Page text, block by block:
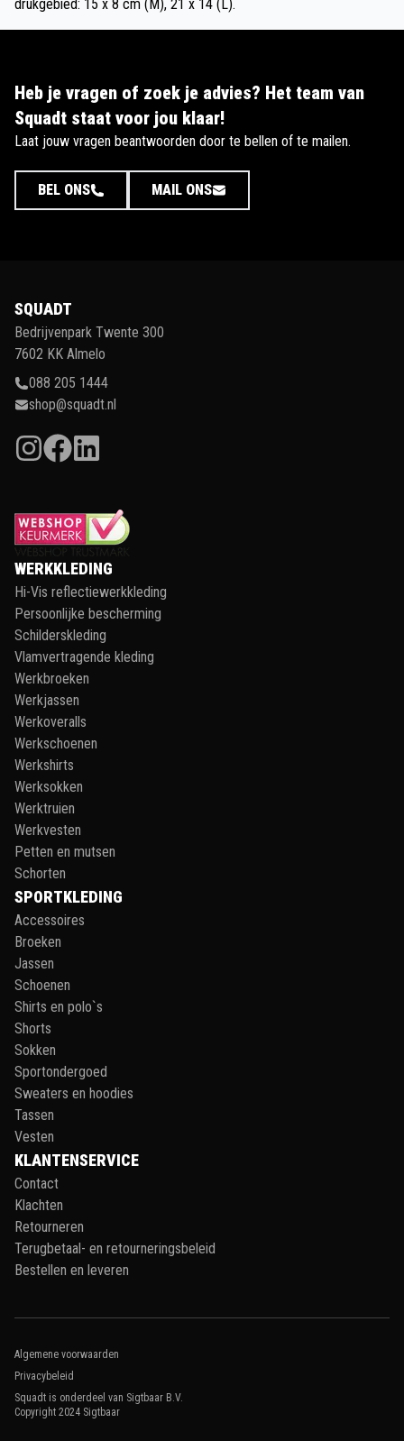
drukgebied: 15 x 8 cm (M), 21 x 14 (L).
Heb je vragen of zoek je advies? Het team van
Squadt staat voor jou klaar!
Laat jouw vragen beantwoorden door te bellen of te mailen.
BEL ONS MAIL ONS
SQUADT
Bedrijvenpark Twente 300
7602 KK Almelo
088 205 1444
shop@squadt.nl
WERKKLEDING
Hi-Vis reflectiewerkkleding
Persoonlijke bescherming
Schilderskleding
Vlamvertragende kleding
Werkbroeken
Werkjassen
Werkoveralls
Werkschoenen
Werkshirts
Werksokken
Werktruien
Werkvesten
Petten en mutsen
Schorten
SPORTKLEDING
Accessoires
Broeken
Jassen
Schoenen
Shirts en polo`s
Shorts
Sokken
Sportondergoed
Sweaters en hoodies
Tassen
Vesten
KLANTENSERVICE
Contact
Klachten
Retourneren
Terugbetaal- en retourneringsbeleid
Bestellen en leveren
Algemene voorwaarden
Privacybeleid
Squadt is onderdeel van Sigtbaar B.V.
Copyright 2024 Sigtbaar